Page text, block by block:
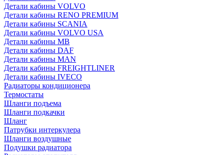
Детали кабины VOLVO
Детали кабины RENO PREMIUM
Детали кабины SCANIA
Детали кабины VOLVO USA
Детали кабины MB
Детали кабины DAF
Детали кабины MAN
Детали кабины FREIGHTLINER
Детали кабины IVECO
Радиаторы кондиционера
Термостаты
Шланги подъема
Шланги подкачки
Шланг
Патрубки интеркулера
Шланги воздушные
Подушки радиатора